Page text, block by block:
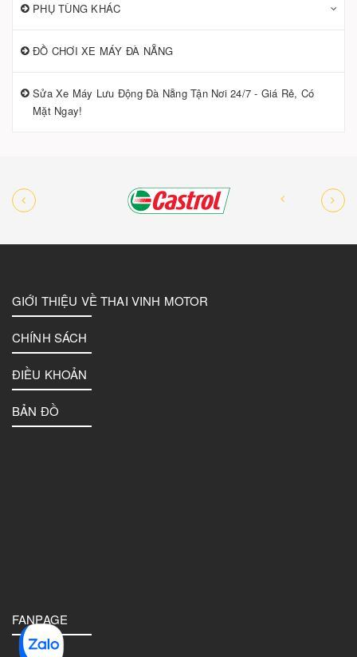
PHỤ TÙNG KHÁC
ĐỒ CHƠI XE MÁY ĐÀ NẴNG
Sửa Xe Máy Lưu Động Đà Nẵng Tận Nơi 24/7 - Giá Rẻ, Có
Mặt Ngay!
GIỚI THIỆU VỀ THAI VINH MOTOR
CHÍNH SÁCH
ĐIỀU KHOẢN
BẢN ĐỒ
FANPAGE